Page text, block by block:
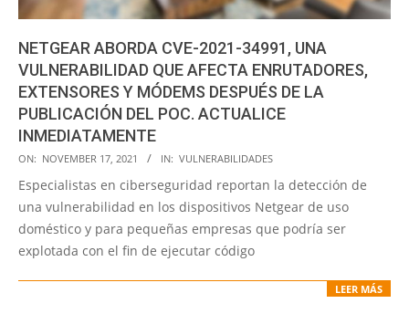
NETGEAR ABORDA CVE-2021-34991, UNA
VULNERABILIDAD QUE AFECTA ENRUTADORES,
EXTENSORES Y MÓDEMS DESPUÉS DE LA
PUBLICACIÓN DEL POC. ACTUALICE
INMEDIATAMENTE
2021-
11-
17
ON: NOVEMBER 17, 2021 IN: VULNERABILIDADES
Especialistas en ciberseguridad reportan la detección de
una vulnerabilidad en los dispositivos Netgear de uso
doméstico y para pequeñas empresas que podría ser
explotada con el fin de ejecutar código
LEER MÁS